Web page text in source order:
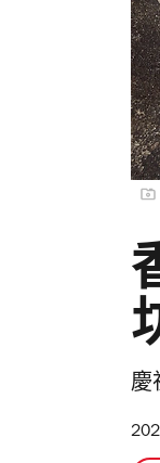
慶